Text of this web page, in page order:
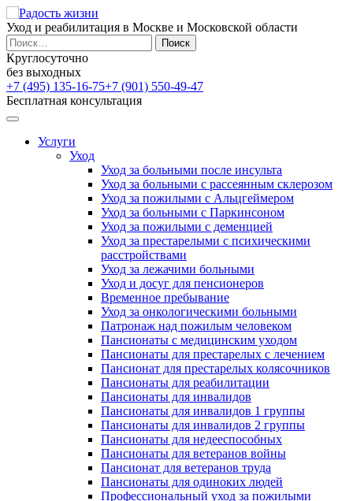
Уход и реабилитация в Москве и Московской области
Найти:
Круглосуточно
без выходных
+7 (495) 135-16-75+7 (901) 550-49-47
Бесплатная консультация
Услуги
Уход
Уход за больными после инсульта
Уход за больными с рассеянным склерозом
Уход за пожилыми с Альцгеймером
Уход за больными с Паркинсоном
Уход за пожилыми с деменцией
Уход за престарелыми с психическими
расстройствами
Уход за лежачими больными
Уход и досуг для пенсионеров
Временное пребывание
Уход за онкологическими больными
Патронаж над пожилым человеком
Пансионаты с медицинским уходом
Пансионаты для престарелых с лечением
Пансионат для престарелых колясочников
Пансионаты для реабилитации
Пансионаты для инвалидов
Пансионаты для инвалидов 1 группы
Пансионаты для инвалидов 2 группы
Пансионаты для недееспособных
Пансионаты для ветеранов войны
Пансионат для ветеранов труда
Пансионаты для одиноких людей
Профессиональный уход за пожилыми